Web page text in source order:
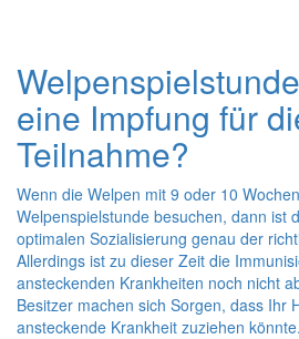
eine Impfung für
Teilnahme?
Wenn die Welpen mit 9 oder 10
Welpenspielstunde besuchen, dann ist
optimalen Sozialisierung genau der
Allerdings ist zu dieser Zeit die
ansteckenden Krankheiten noch nicht
Besitzer machen sich Sorgen, dass Ihr
ansteckende Krankheit zuziehen könnte.